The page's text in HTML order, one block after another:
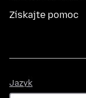
Získajte pomoc
Jazyk